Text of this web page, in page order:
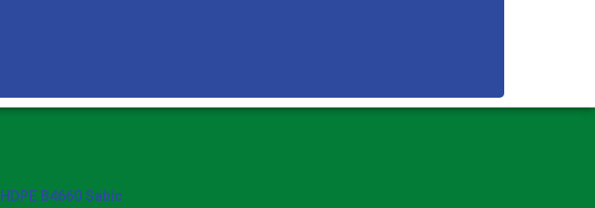
HDPE B4660 Sabic